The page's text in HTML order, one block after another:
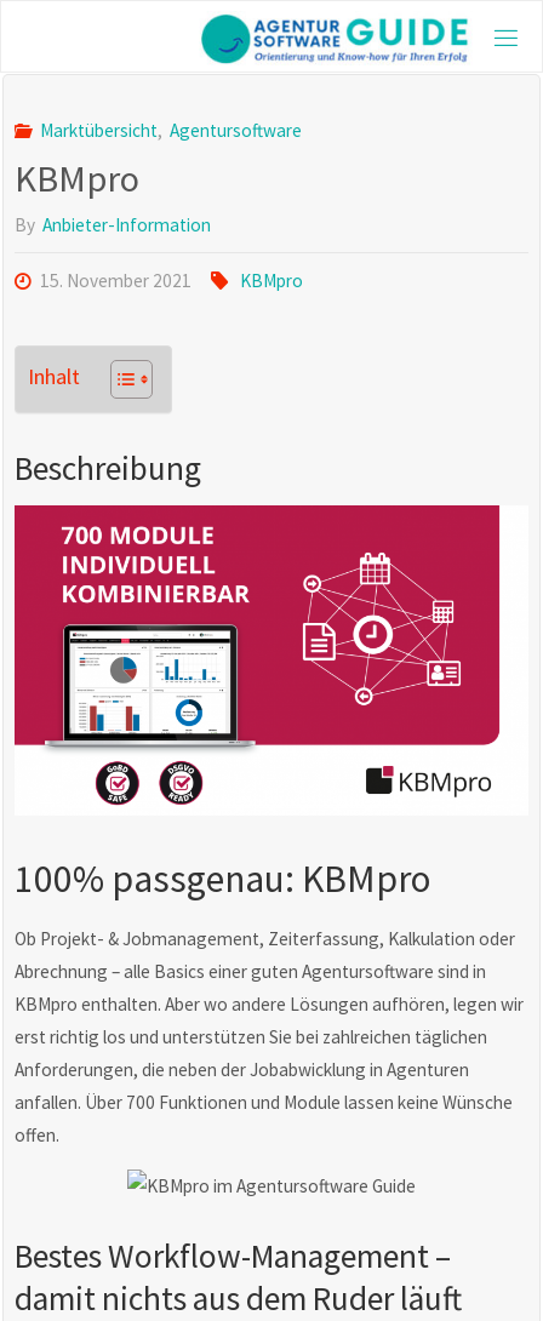
content
Marktübersicht, Agentursoftware
KBMpro
By Anbieter-Information
15. November 2021 KBMpro
Inhalt
Beschreibung
100% passgenau: KBMpro
Ob Projekt- & Jobmanagement, Zeiterfassung, Kalkulation oder
Abrechnung – alle Basics einer guten Agentursoftware sind in
KBMpro enthalten. Aber wo andere Lösungen aufhören, legen wir
erst richtig los und unterstützen Sie bei zahlreichen täglichen
Anforderungen, die neben der Jobabwicklung in Agenturen
anfallen. Über 700 Funktionen und Module lassen keine Wünsche
offen.
Bestes Workflow-Management –
damit nichts aus dem Ruder läuft